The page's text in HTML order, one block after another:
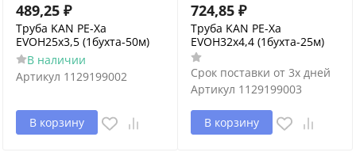
489,25 ₽
Труба KAN РЕ-Хa
EVOH25х3,5 (1бухта-50м)
В наличии
Артикул 1129199002
В корзину
724,85 ₽
Труба KAN РЕ-Хa
EVOH32х4,4 (1бухта-25м)
Срок поставки от 3х дней
Артикул 1129199003
В корзину